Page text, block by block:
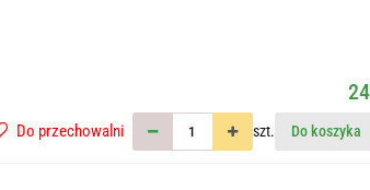
szt. Do koszyka
Do przechowalni